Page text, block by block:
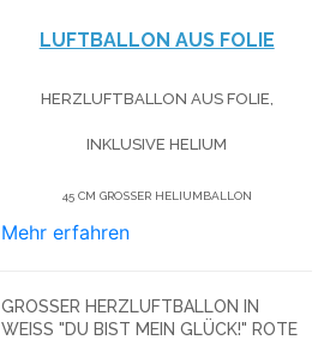
LUFTBALLON AUS FOLIE
HERZLUFTBALLON AUS FOLIE,
INKLUSIVE HELIUM
45 CM GROSSER HELIUMBALLON
Mehr erfahren
GROSSER HERZLUFTBALLON IN W
EISS "DU BIST MEIN GLÜCK!" ROTE HE